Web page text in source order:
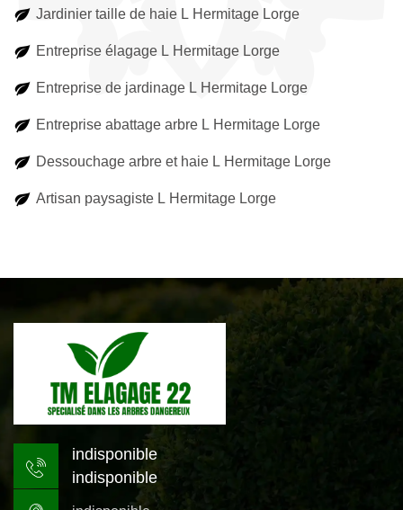
Jardinier taille de haie L Hermitage Lorge
Entreprise élagage L Hermitage Lorge
Entreprise de jardinage L Hermitage Lorge
Entreprise abattage arbre L Hermitage Lorge
Dessouchage arbre et haie L Hermitage Lorge
Artisan paysagiste L Hermitage Lorge
indisponible
indisponible